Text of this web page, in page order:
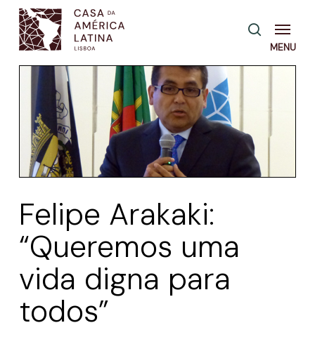
Skip
main
content
pesquisa
Menu
Felipe Arakaki:
“Queremos uma
vida digna para
todos”